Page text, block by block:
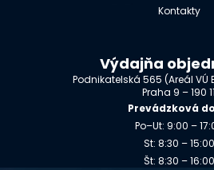
Kontakty
Výdajňa
Podnikatelská 565 (Areál VÚ
Praha 9 – 190 11
Prevádzková
Po–Ut: 9:00 –
St: 8:30 – 15:00
Št: 8:30 – 16:00